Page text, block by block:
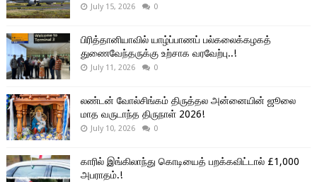
July 15, 2026 0
பிரித்தானியாவில் யாழ்ப்பாணப் பல்கலைக்கழகத்
துணைவேந்தருக்கு உற்சாக வரவேற்பு..!
July 11, 2026 0
லண்டன் வோல்சிங்கம் திருத்தல அன்னையின் ஜூலை
மாத வருடாந்த திருநாள் 2026!
July 10, 2026 0
காரில் இங்கிலாந்து கொடியைத் பறக்கவிட்டால் £1,000
அபராதம்.!